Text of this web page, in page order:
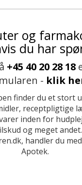
og
du har
+45 40 20 28 18
- klik
finder du et stort
receptpligtige
inden for
og meget
handler du
Apotek.